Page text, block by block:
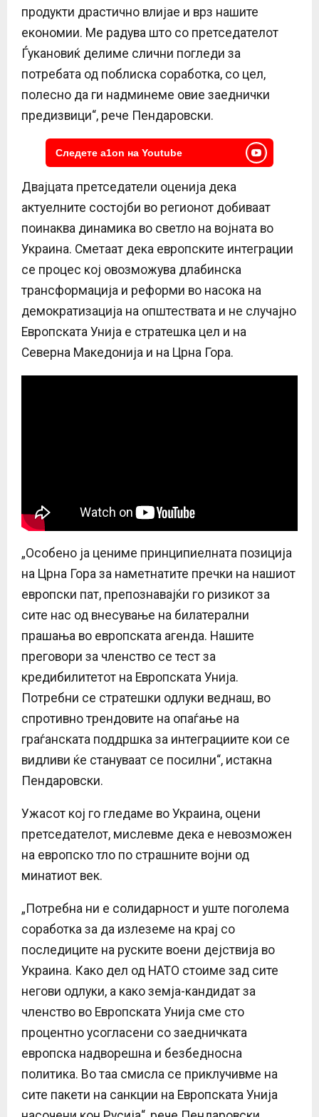
продукти драстично влијае и врз нашите
економии. Ме радува што со претседателот
Ѓукановиќ делиме слични погледи за
потребата од поблиска соработка, со цел,
полесно да ги надминеме овие заеднички
предизвици“, рече Пендаровски.
Следете a1on на Youtube
Двајцата претседатели оценија дека
актуелните состојби во регионот добиваат
поинаква динамика во светло на војната во
Украина. Сметаат дека европските интеграции
се процес кој овозможува длабинска
трансформација и реформи во насока на
демократизација на општествата и не случајно
Европската Унија е стратешка цел и на
Северна Македонија и на Црна Гора.
„Особено ја цениме принципиелната позиција
на Црна Гора за наметнатите пречки на нашиот
европски пат, препознавајќи го ризикот за
сите нас од внесување на билатерални
прашања во европската агенда. Нашите
преговори за членство се тест за
кредибилитетот на Европската Унија.
Потребни се стратешки одлуки веднаш, во
спротивно трендовите на опаѓање на
граѓанската поддршка за интеграциите кои се
видливи ќе стануваат се посилни“, истакна
Пендаровски.
Ужасот кој го гледаме во Украина, оцени
претседателот, мислевме дека е невозможен
на европско тло по страшните војни од
минатиот век.
„Потребна ни е солидарност и уште поголема
соработка за да излеземе на крај со
последиците на руските воени дејствија во
Украина. Како дел од НАТО стоиме зад сите
негови одлуки, а како земја-кандидат за
членство во Европската Унија сме сто
процентно усогласени со заедничката
европска надворешна и безбедносна
политика. Во таа смисла се приклучивме на
сите пакети на санкции на Европската Унија